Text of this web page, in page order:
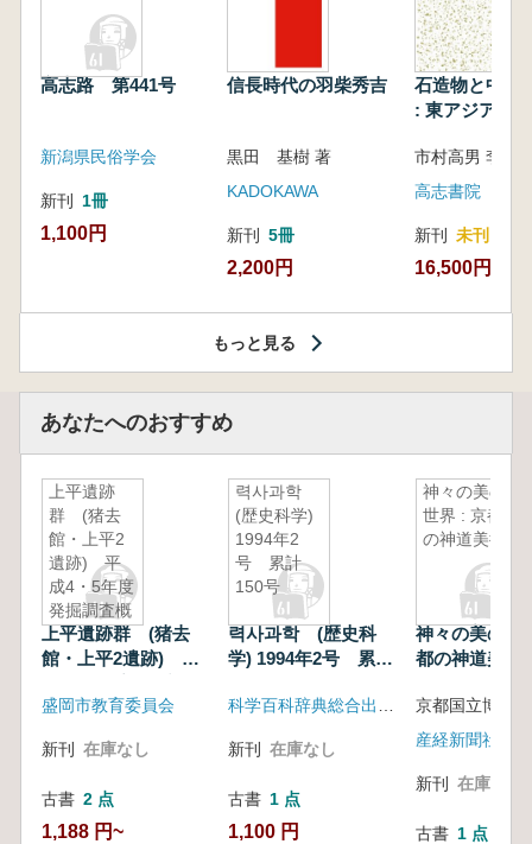
高志路 第441号
新潟県民俗学会
新刊 1冊
1,100円
信長時代の羽柴秀吉
黒田 基樹 著
KADOKAWA
新刊 5冊
2,200円
石造物と中世
: 東アジアと
高志書院
新刊 未刊
16,500円
もっと見る
あなたへのおすすめ
上平遺跡
群 (猪去
館・上平2
遺跡) 平
成4・5年度
発掘調査概
報
上平遺跡群 (猪去
館・上平2遺跡) 平
概報
盛岡市教育委員会
新刊 在庫なし
古書 2 点
1,188 円~
력사과학
(歴史科学)
1994年2
号 累計
150号
력사과학 (歴史科
学) 1994年2号 累計
新刊 在庫なし
古書 1 点
1,100 円
神々の美の
世界 : 京都
の神道美術
神々の美の世
都の神道美術
京都国立博物
産経新聞社
新刊 在庫なし
古書 1 点